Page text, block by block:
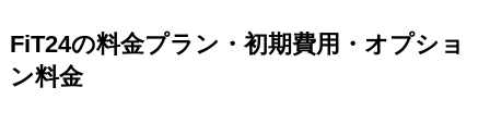
FiT24の料金プラン・初期費用・オプショ
ン料金